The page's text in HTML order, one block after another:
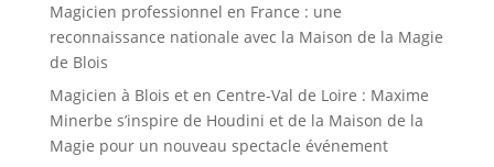
Magicien professionnel en France : une
reconnaissance nationale avec la Maison de la Magie
de Blois
Magicien à Blois et en Centre-Val de Loire : Maxime
Minerbe s’inspire de Houdini et de la Maison de la
Magie pour un nouveau spectacle événement